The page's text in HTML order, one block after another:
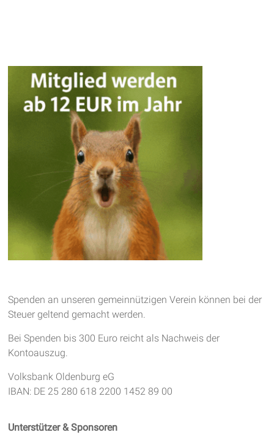
Spenden an unseren gemeinnützigen Verein können bei der
Steuer geltend gemacht werden.
Bei Spenden bis 300 Euro reicht als Nachweis der
Kontoauszug.
Volksbank Oldenburg eG
IBAN: DE 25 280 618 2200 1452 89 00
Unterstützer & Sponsoren